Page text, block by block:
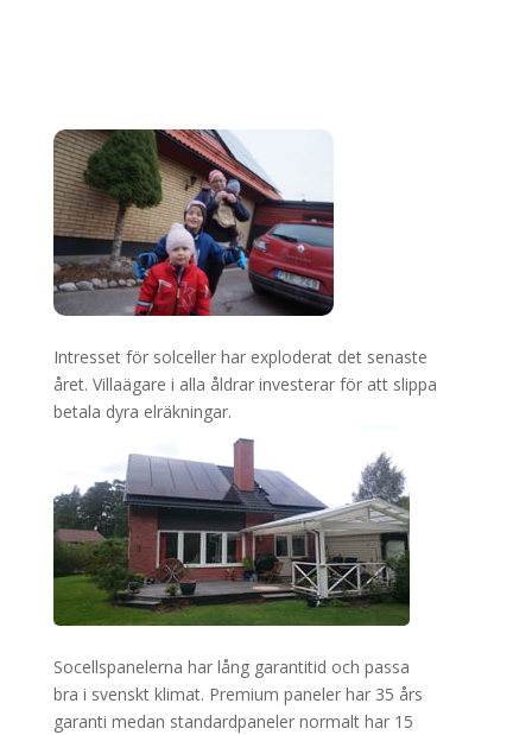
Intresset för solceller har exploderat det senaste
året. Villaägare i alla åldrar investerar för att slippa
betala dyra elräkningar.
Socellspanelerna har lång garantitid och passa
bra i svenskt klimat. Premium paneler har 35 års
garanti medan standardpaneler normalt har 15